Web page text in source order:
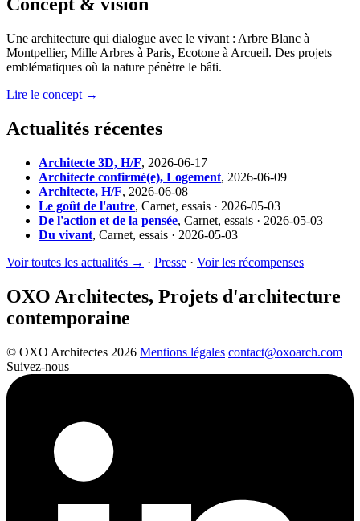
Concept & vision
Une architecture qui dialogue avec le vivant : Arbre Blanc à
Montpellier, Mille Arbres à Paris, Ecotone à Arcueil. Des projets
emblématiques où la nature pénètre le bâti.
Lire le concept →
Actualités récentes
Architecte 3D, H/F, 2026-06-17
Architecte confirmé(e), Logement, 2026-06-09
Architecte, H/F, 2026-06-08
Le goût de l'autre, Carnet, essais · 2026-05-03
De l'action et de la pensée, Carnet, essais · 2026-05-03
Du vivant, Carnet, essais · 2026-05-03
Voir toutes les actualités → · Presse · Voir les récompenses
OXO Architectes, Projets d'architecture
contemporaine
© OXO Architectes 2026 Mentions légales contact@oxoarch.com
Suivez-nous